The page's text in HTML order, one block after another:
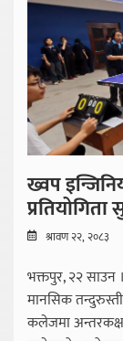
ख्वप
श्रावण २२, २०८३
भक्तपुर, २२ साउन
मानसिक
कलेजमा